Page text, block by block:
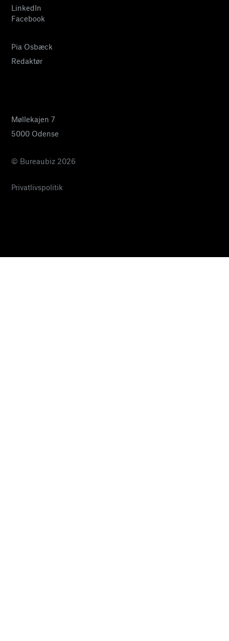
LinkedIn
Facebook
Pia Osbæck
Redaktør
Møllekajen 7
5000 Odense
© Bureaubiz 2026
Privatlivspolitik